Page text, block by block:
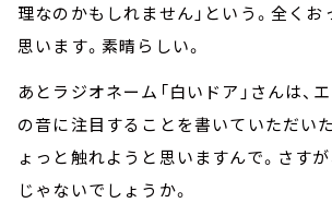
理なのかもしれません」という。全く
思います。素晴らしい。
あとラジオネーム「白いドア」さんは、
の音に注目することを書いていただい
ょっと触れようと思いますんで。さすが
じゃないでしょうか。